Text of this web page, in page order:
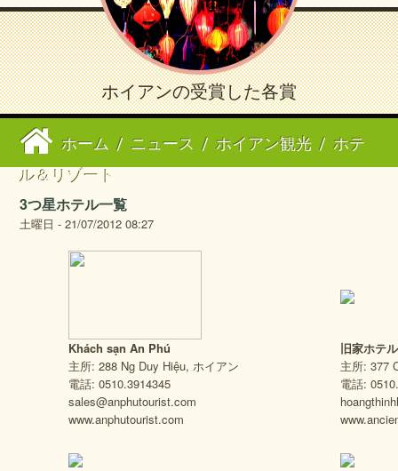
ホイアンの受賞した各賞
ホーム / ニュース / ホイアン観光 / ホテ
ル＆リゾート
3つ星ホテル一覧
土曜日 - 21/07/2012 08:27
Khách sạn An Phú
主所: 288 Ng Duy Hiệu, ホイアン
電話: 0510.3914345
sales@anphutourist.com
www.anphutourist.com
旧家ホテル
主所: 377
電話: